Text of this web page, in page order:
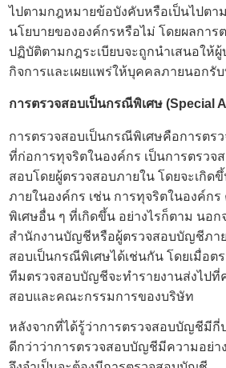
ไปตามกฎหมายข้อบังคับหรือเป็นไปตาม
นโยบายขององค์กรหรือไม่ โดยผลการ
ปฏิบัติตามกฎระเบียบจะถูกนำเสนอให้
กิจการและเผยแพร่ให้บุคคลภายนอกรั
การตรวจสอบเป็นกรณีพิเศษ (Special
การตรวจสอบเป็นกรณีพิเศษคือการตร
ที่ก่อการทุจริตในองค์กร เป็นการตรวจ
สอบโดยผู้ตรวจสอบภายใน โดยจะเกิด
ภายในองค์กร เช่น การทุจริตในองค์ก
พิเศษอื่น ๆ ที่เกิดขึ้น อย่างไรก็ตาม นอ
สำนักงานบัญชีหรือผู้ตรวจสอบบัญชีภา
สอบเป็นกรณีพิเศษได้เช่นกัน โดยเมื่อต
ทีมตรวจสอบบัญชีจะทำรายงานส่งไปที่
สอบและคณะกรรมการของบริษัท
หลังจากที่ได้รู้ว่าการตรวจสอบบัญชีมีกี่
ดีกว่าว่าการตรวจสอบบัญชีมีความอย่า